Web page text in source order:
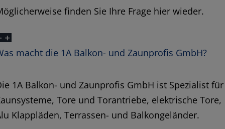
finden Sie Ihre Frage hier wieder.
macht die 1A Balkon- und Zaunprofis GmbH?
1A Balkon- und Zaunprofis GmbH ist Spezialist für
Tore und Torantriebe, elektrische Tore,
Klappläden, Terrassen- und Balkongeländer.